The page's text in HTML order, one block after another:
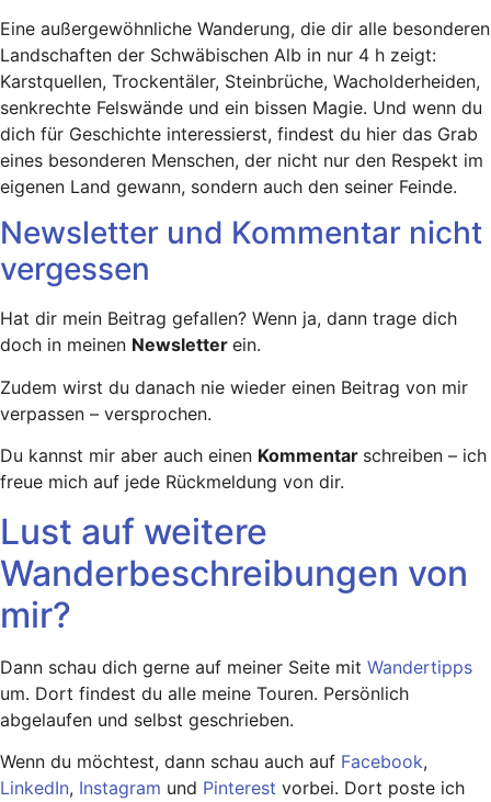
Eine außergewöhnliche Wanderung, die dir alle besonderen
Landschaften der Schwäbischen Alb in nur 4 h zeigt:
Karstquellen, Trockentäler, Steinbrüche, Wacholderheiden,
senkrechte Felswände und ein bissen Magie. Und wenn du
dich für Geschichte interessierst, findest du hier das Grab
eines besonderen Menschen, der nicht nur den Respekt im
eigenen Land gewann, sondern auch den seiner Feinde.
Newsletter und Kommentar nicht
vergessen
Hat dir mein Beitrag gefallen? Wenn ja, dann trage dich
doch in meinen Newsletter ein.
Zudem wirst du danach nie wieder einen Beitrag von mir
verpassen – versprochen.
Du kannst mir aber auch einen Kommentar schreiben – ich
freue mich auf jede Rückmeldung von dir.
Lust auf weitere
Wanderbeschreibungen von
mir?
Dann schau dich gerne auf meiner Seite mit Wandertipps
um. Dort findest du alle meine Touren. Persönlich
abgelaufen und selbst geschrieben.
Wenn du möchtest, dann schau auch auf Facebook,
LinkedIn, Instagram und Pinterest vorbei. Dort poste ich